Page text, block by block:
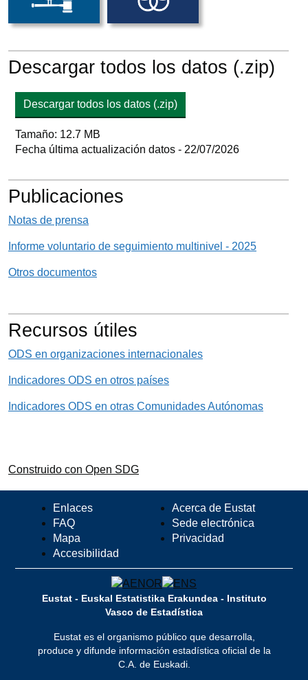
Descargar todos los datos (.zip)
Descargar todos los datos (.zip)
Tamaño: 12.7 MB
Fecha última actualización datos - 22/07/2026
Publicaciones
Notas de prensa
Informe voluntario de seguimiento multinivel - 2025
Otros documentos
Recursos útiles
ODS en organizaciones internacionales
Indicadores ODS en otros países
Indicadores ODS en otras Comunidades Autónomas
Construido con Open SDG
Enlaces
FAQ
Mapa
Accesibilidad
Acerca de Eustat
Sede electrónica
Privacidad
Eustat - Euskal Estatistika Erakundea - Instituto
Vasco de Estadística
Eustat es el organismo público que desarrolla,
produce y difunde información estadística oficial de la
C.A. de Euskadi.